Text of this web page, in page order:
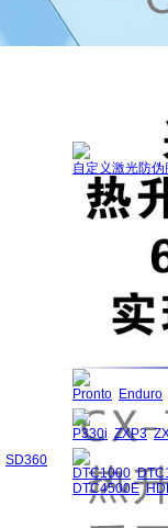
自定义激光防伪
SD360
Pronto Enduro
P330i ZXP3
DTC1000
DTC4500E